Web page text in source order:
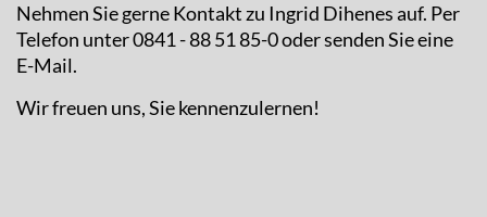
Nehmen Sie gerne Kontakt zu Ingrid Dihenes auf. Per
Telefon unter 0841 - 88 51 85-0 oder senden Sie eine
E-Mail.
Wir freuen uns, Sie kennenzulernen!